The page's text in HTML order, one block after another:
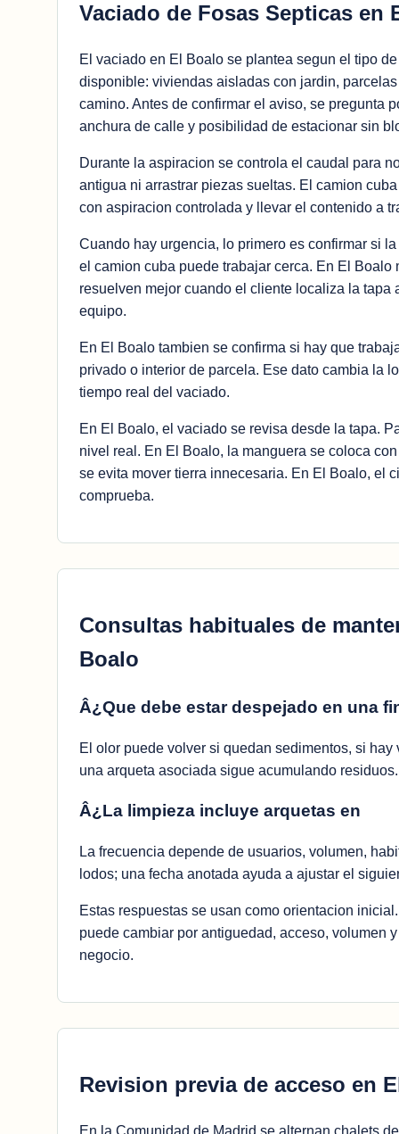
Vaciado de Fosas Septicas en
El vaciado en El Boalo se plantea segun el tipo
disponible: viviendas aisladas con jardin,
camino. Antes de confirmar el aviso, se pregunta
anchura de calle y posibilidad de estacionar sin
Durante la aspiracion se controla el caudal para
antigua ni arrastrar piezas sueltas. El camion
con aspiracion controlada y llevar el contenido a
Cuando hay urgencia, lo primero es confirmar si
el camion cuba puede trabajar cerca. En El Boalo
resuelven mejor cuando el cliente localiza la tapa
equipo.
En El Boalo tambien se confirma si hay que
privado o interior de parcela. Ese dato cambia la
tiempo real del vaciado.
En El Boalo, el vaciado se revisa desde la tapa.
nivel real. En El Boalo, la manguera se coloca
se evita mover tierra innecesaria. En El Boalo, el
comprueba.
Consultas habituales de
Boalo
Â¿Que debe estar despejado en una
El olor puede volver si quedan sedimentos, si
una arqueta asociada sigue acumulando residuos.
Â¿La limpieza incluye arquetas en
La frecuencia depende de usuarios, volumen,
lodos; una fecha anotada ayuda a ajustar el
Estas respuestas se usan como orientacion
puede cambiar por antiguedad, acceso, volumen
negocio.
Revision previa de acceso en
En la Comunidad de Madrid se alternan chalets